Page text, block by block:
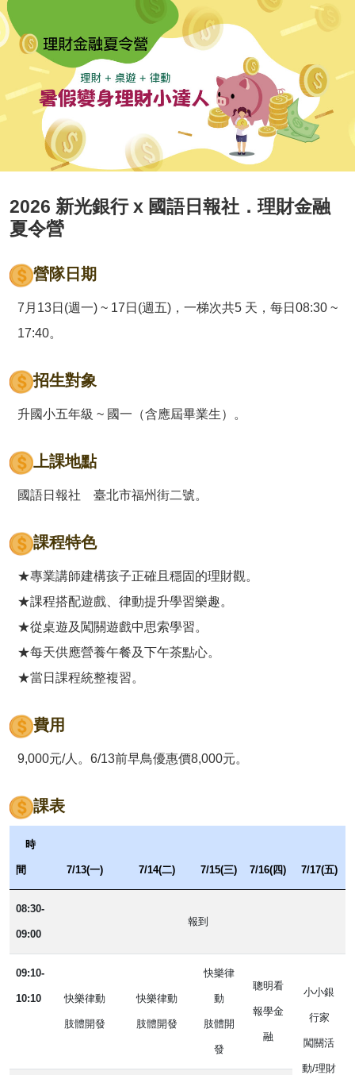
2026 新光銀行 x 國語日報社．理財金融
夏令營
營隊日期
7月13日(週一) ~ 17日(週五)，一梯次共5 天，每日08:30 ~
17:40。
招生對象
升國小五年級 ~ 國一（含應屆畢業生）。
上課地點
國語日報社 臺北市福州街二號。
課程特色
★專業講師建構孩子正確且穩固的理財觀。
★課程搭配遊戲、律動提升學習樂趣。
★從桌遊及闖關遊戲中思索學習。
★每天供應營養午餐及下午茶點心。
★當日課程統整複習。
費用
9,000元/人。6/13前早鳥優惠價8,000元。
課表
時
間 7/13(一) 7/14(二) 7/15(三) 7/16(四) 7/17(五)
08:30-
09:00
報到
09:10-
10:10 快樂律動
肢體開發
快樂律動
肢體開發
快樂律
動
肢體開
發
聰明看
報學金
融
小小銀
行家
闖關活
動/理財